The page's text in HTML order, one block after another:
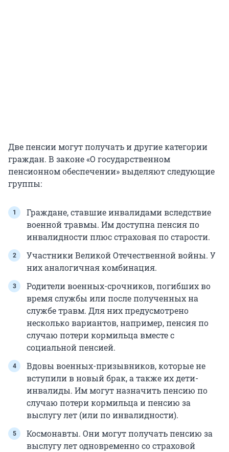
Две пенсии могут получать и другие категории
граждан. В законе «О государственном
пенсионном обеспечении» выделяют следующие
группы:
Граждане, ставшие инвалидами вследствие
военной травмы. Им доступна пенсия по
инвалидности плюс страховая по старости.
Участники Великой Отечественной войны. У
них аналогичная комбинация.
Родители военных-срочников, погибших во
время службы или после полученных на
службе травм. Для них предусмотрено
несколько вариантов, например, пенсия по
случаю потери кормильца вместе с
социальной пенсией.
Вдовы военных-призывников, которые не
вступили в новый брак, а также их дети-
инвалиды. Им могут назначить пенсию по
случаю потери кормильца и пенсию за
выслугу лет (или по инвалидности).
Космонавты. Они могут получать пенсию за
выслугу лет одновременно со страховой